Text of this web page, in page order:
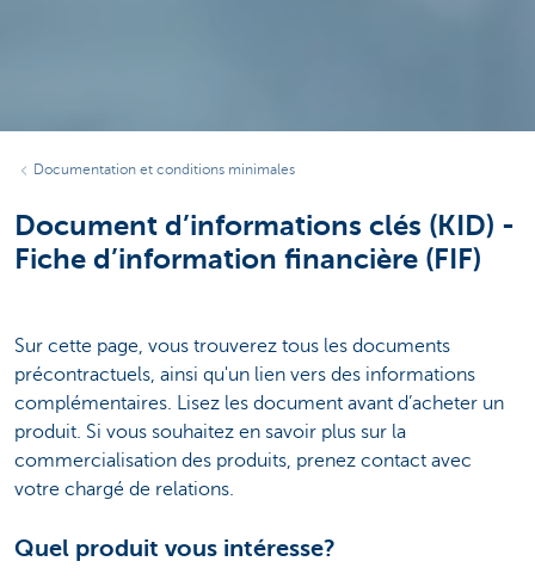
Documentation et conditions minimales
Document d’informations clés (KID) -
Fiche d’information financière (FIF)
Sur cette page, vous trouverez tous les documents
précontractuels, ainsi qu'un lien vers des informations
complémentaires. Lisez les document avant d’acheter un
produit. Si vous souhaitez en savoir plus sur la
commercialisation des produits, prenez contact avec
votre chargé de relations.
Quel produit vous intéresse?